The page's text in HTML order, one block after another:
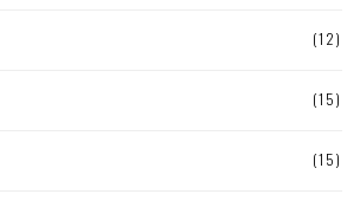
(12)
(15)
(15)